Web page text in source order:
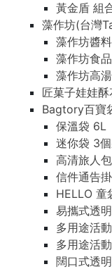
黃金盾 組
藻作坊(台灣
藻作坊醬
藻作坊食
藻作坊高
匠菓子娃娃
Bagtory百寶
保溫袋 6L
迷你袋 3
高清旅人包
信件通告
HELLO 童
易攜式透
多用途活
多用途活
闊口式透